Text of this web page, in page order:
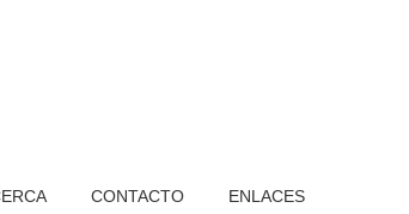
CONTACTO ENLACES